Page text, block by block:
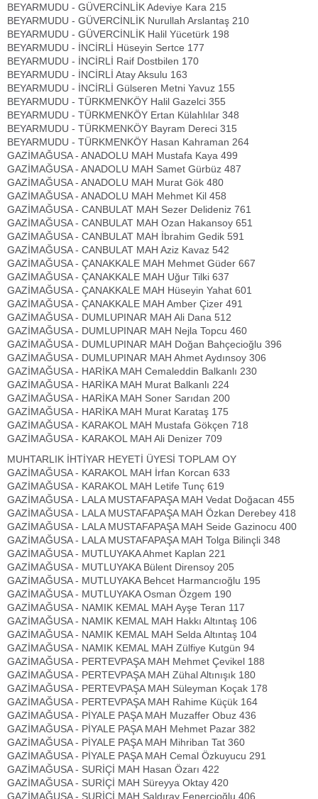
BEYARMUDU - GÜVERCİNLİK Adeviye Kara 215
BEYARMUDU - GÜVERCİNLİK Nurullah Arslantaş 210
BEYARMUDU - GÜVERCİNLİK Halil Yücetürk 198
BEYARMUDU - İNCİRLİ Hüseyin Sertce 177
BEYARMUDU - İNCİRLİ Raif Dostbilen 170
BEYARMUDU - İNCİRLİ Atay Aksulu 163
BEYARMUDU - İNCİRLİ Gülseren Metni Yavuz 155
BEYARMUDU - TÜRKMENKÖY Halil Gazelci 355
BEYARMUDU - TÜRKMENKÖY Ertan Külahlılar 348
BEYARMUDU - TÜRKMENKÖY Bayram Dereci 315
BEYARMUDU - TÜRKMENKÖY Hasan Kahraman 264
GAZİMAĞUSA - ANADOLU MAH Mustafa Kaya 499
GAZİMAĞUSA - ANADOLU MAH Samet Gürbüz 487
GAZİMAĞUSA - ANADOLU MAH Murat Gök 480
GAZİMAĞUSA - ANADOLU MAH Mehmet Kil 458
GAZİMAĞUSA - CANBULAT MAH Sezer Delideniz 761
GAZİMAĞUSA - CANBULAT MAH Ozan Hakansoy 651
GAZİMAĞUSA - CANBULAT MAH İbrahim Gedik 591
GAZİMAĞUSA - CANBULAT MAH Aziz Kavaz 542
GAZİMAĞUSA - ÇANAKKALE MAH Mehmet Güder 667
GAZİMAĞUSA - ÇANAKKALE MAH Uğur Tilki 637
GAZİMAĞUSA - ÇANAKKALE MAH Hüseyin Yahat 601
GAZİMAĞUSA - ÇANAKKALE MAH Amber Çizer 491
GAZİMAĞUSA - DUMLUPINAR MAH Ali Dana 512
GAZİMAĞUSA - DUMLUPINAR MAH Nejla Topcu 460
GAZİMAĞUSA - DUMLUPINAR MAH Doğan Bahçecioğlu 396
GAZİMAĞUSA - DUMLUPINAR MAH Ahmet Aydınsoy 306
GAZİMAĞUSA - HARİKA MAH Cemaleddin Balkanlı 230
GAZİMAĞUSA - HARİKA MAH Murat Balkanlı 224
GAZİMAĞUSA - HARİKA MAH Soner Sarıdan 200
GAZİMAĞUSA - HARİKA MAH Murat Karataş 175
GAZİMAĞUSA - KARAKOL MAH Mustafa Gökçen 718
GAZİMAĞUSA - KARAKOL MAH Ali Denizer 709
MUHTARLIK İHTİYAR HEYETİ ÜYESİ TOPLAM OY
GAZİMAĞUSA - KARAKOL MAH İrfan Korcan 633
GAZİMAĞUSA - KARAKOL MAH Letife Tunç 619
GAZİMAĞUSA - LALA MUSTAFAPAŞA MAH Vedat Doğacan 455
GAZİMAĞUSA - LALA MUSTAFAPAŞA MAH Özkan Derebey 418
GAZİMAĞUSA - LALA MUSTAFAPAŞA MAH Seide Gazinocu 400
GAZİMAĞUSA - LALA MUSTAFAPAŞA MAH Tolga Bilinçli 348
GAZİMAĞUSA - MUTLUYAKA Ahmet Kaplan 221
GAZİMAĞUSA - MUTLUYAKA Bülent Dirensoy 205
GAZİMAĞUSA - MUTLUYAKA Behcet Harmancıoğlu 195
GAZİMAĞUSA - MUTLUYAKA Osman Özgem 190
GAZİMAĞUSA - NAMIK KEMAL MAH Ayşe Teran 117
GAZİMAĞUSA - NAMIK KEMAL MAH Hakkı Altıntaş 106
GAZİMAĞUSA - NAMIK KEMAL MAH Selda Altıntaş 104
GAZİMAĞUSA - NAMIK KEMAL MAH Zülfiye Kutgün 94
GAZİMAĞUSA - PERTEVPAŞA MAH Mehmet Çevikel 188
GAZİMAĞUSA - PERTEVPAŞA MAH Zühal Altınışık 180
GAZİMAĞUSA - PERTEVPAŞA MAH Süleyman Koçak 178
GAZİMAĞUSA - PERTEVPAŞA MAH Rahime Küçük 164
GAZİMAĞUSA - PİYALE PAŞA MAH Muzaffer Obuz 436
GAZİMAĞUSA - PİYALE PAŞA MAH Mehmet Pazar 382
GAZİMAĞUSA - PİYALE PAŞA MAH Mihriban Tat 360
GAZİMAĞUSA - PİYALE PAŞA MAH Cemal Özkuyucu 291
GAZİMAĞUSA - SURİÇİ MAH Hasan Özarı 422
GAZİMAĞUSA - SURİÇİ MAH Süreyya Oktay 420
GAZİMAĞUSA - SURİÇİ MAH Saldıray Fenercioğlu 406